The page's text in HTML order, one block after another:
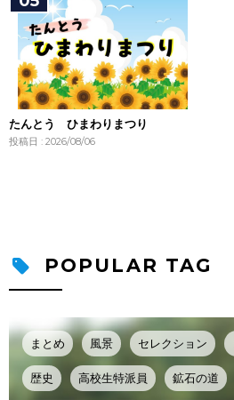
たんとう ひまわりまつり
投稿日 : 2026/08/06
POPULAR TAG
まとめ 風景 セレクション
歴史 高校生特派員 鉱石の道